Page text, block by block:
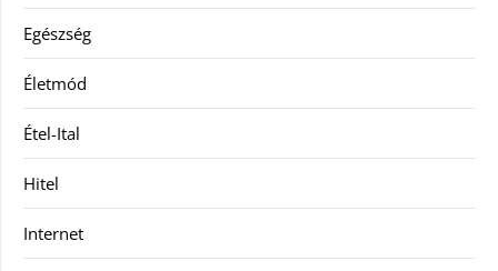
Egészség
Életmód
Étel-Ital
Hitel
Internet